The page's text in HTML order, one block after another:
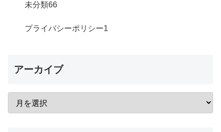
未分類66
プライバシーポリシー1
アーカイブ